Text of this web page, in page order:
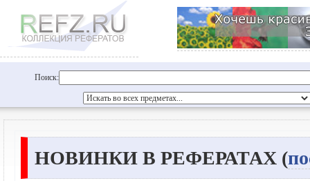
Поиск:
НОВИНКИ В РЕФЕРАТАХ (